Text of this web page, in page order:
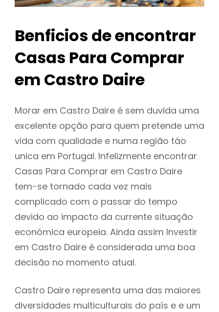
Benficios de encontrar
Casas Para Comprar
em Castro Daire
Morar em Castro Daire é sem duvida uma
excelente opção para quem pretende uma
vida com qualidade e numa região táo
unica em Portugal. Infelizmente encontrar
Casas Para Comprar em Castro Daire
tem-se tornado cada vez mais
complicado com o passar do tempo
devido ao impacto da currente situação
económica europeia. Ainda assim Investir
em Castro Daire é considerada uma boa
decisão no momento atual.
Castro Daire representa uma das maiores
diversidades multiculturais do país e e um